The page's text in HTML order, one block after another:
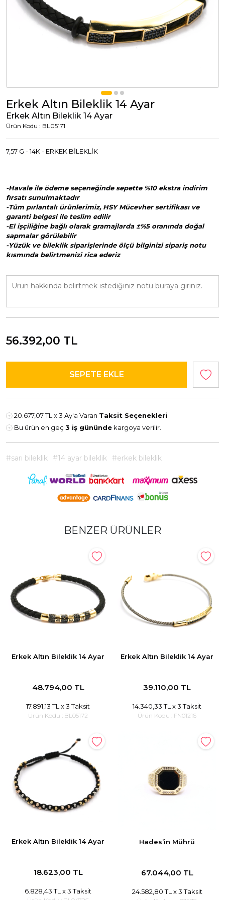
Tümünü Görüntüle
Tümünü Görüntüle
Tümünü Görüntüle
Tümünü Görüntüle
Erkek Altın Bileklik 14 Ayar
Erkek Altın Bileklik 14 Ayar
Ürün Kodu : BL05171
7,57 G - 14K - ERKEK BİLEKLİK
-Havale ile ödeme seçeneğinde sepette %10 ekstra indirim
fırsatı sunulmaktadır
-Tüm pırlantalı ürünlerimiz, HSY Mücevher sertifikası ve
garanti belgesi ile teslim edilir
-El işçiliğine bağlı olarak gramajlarda ±%5 oranında doğal
sapmalar görülebilir
-Yüzük ve bileklik siparişlerinde ölçü bilginizi sipariş notu
kısmında belirtmenizi rica ederiz
56.392,00 TL
20.677,07 TL x 3 Ay'a Varan Taksit Seçenekleri
Bu ürün en geç 3 iş gününde kargoya verilir.
#sarı bileklik #14 ayar bileklik #erkek bileklik
BENZER ÜRÜNLER
Erkek Altın Bileklik 14 Ayar
48.794,00 TL
17.891,13 TL x 3 Taksit
Ürün Kodu : BL05172
Erkek Altın Bileklik 14 Ayar
39.110,00 TL
14.340,33 TL x 3 Taksit
Ürün Kodu : FN01216
Erkek Altın Bileklik 14 Ayar
18.623,00 TL
6.828,43 TLx 3 Taksit
Hades’in Mührü
67.044,00 TL
24.582,80 TL x 3 Taksit